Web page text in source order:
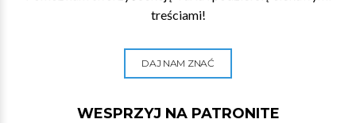
treściami!
DAJ NAM ZNAĆ
WESPRZYJ NA PATRONITE